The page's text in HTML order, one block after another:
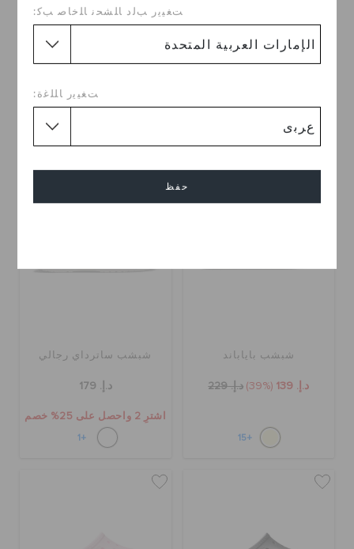
ﺖﻐﻴﻳﺭ ﺐﻟﺩ ﺎﻠﺸﺤﻧ ﺎﻠﺧﺎﺻ ﺐﻛ:
ﺖﻐﻴﻳﺭ ﺎﻠﻠﻏﺓ:
حفظ
فليب فلوب يوكون فيستا 2
شبشب باياباند
د.إ. 139 (39%) د.إ. 229
+15
شبشب ساترداي رجالي
د.إ. 179
اشترِ 2 واحصل على 25% خصم
+1